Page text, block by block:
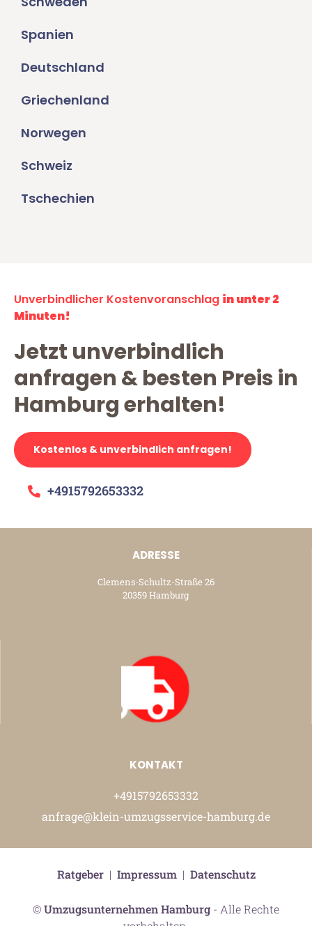
Spanien
Deutschland
Griechenland
Norwegen
Schweiz
Tschechien
Unverbindlicher Kostenvoranschlag in unter 2
Minuten!
Jetzt unverbindlich
anfragen & besten Preis in
Hamburg erhalten!
Kostenlos & unverbindlich anfragen!
+4915792653332
ADRESSE
Clemens-Schultz-Straße 26
20359 Hamburg
KONTAKT
+4915792653332
anfrage@klein-umzugsservice-hamburg.de
©Umzugsunternehmen Hamburg - Alle Rechte
Ratgeber| Impressum| Datenschutz